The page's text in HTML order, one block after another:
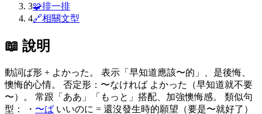
3🧩排一排
4🔗相關文型
📖 說明
動詞ば形 + よかった。 表示「早知道應該〜的」、是後悔、
懊悔的心情。 否定形：〜なければ よかった（早知道就不要
〜）。 常跟「ああ」「もっと」搭配、加強懊悔感。 類似句
型： ・ 〜ば いいのに = 還沒發生時的願望（要是〜就好了）